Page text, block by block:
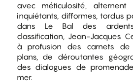
avec méticulosité,
inquiétants, difformes, tordus
dans Le Bal des
classification, Jean-Jacques
à profusion des carnets de
plans, de déroutantes
des dialogues de
mer.